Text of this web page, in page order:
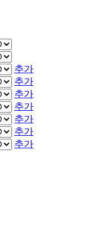
추가
추가
추가
추가
추가
추가
추가